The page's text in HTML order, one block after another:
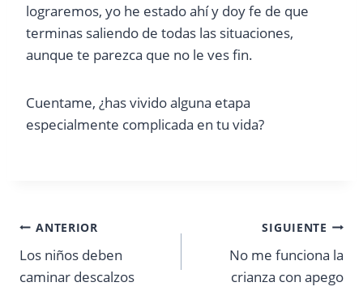
lograremos, yo he estado ahí y doy fe de que
terminas saliendo de todas las situaciones,
aunque te parezca que no le ves fin.
Cuentame, ¿has vivido alguna etapa
especialmente complicada en tu vida?
Navegación
de
ANTERIOR
Los niños deben
caminar descalzos
SIGUIENTE
No me funciona la
crianza con apego